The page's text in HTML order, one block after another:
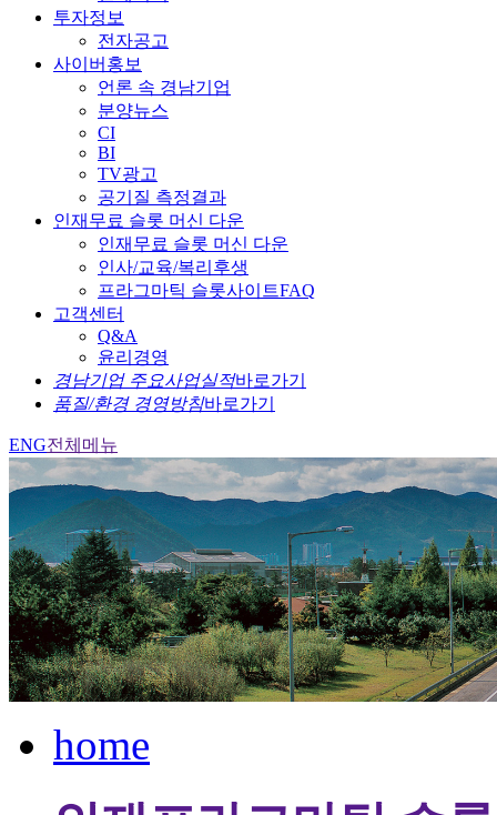
투자정보
전자공고
사이버홍보
언론 속 경남기업
분양뉴스
CI
BI
TV광고
공기질 측정결과
인재무료 슬롯 머신 다운
인재무료 슬롯 머신 다운
인사/교육/복리후생
프라그마틱 슬롯사이트FAQ
고객센터
Q&A
윤리경영
경남기업 주요사업실적바로가기
품질/환경 경영방침바로가기
ENG전체메뉴
home